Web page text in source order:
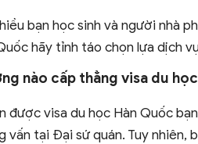
bạn học sinh và người nhà
hãy tỉnh táo chọn lựa dịch
nào cấp thẳng visa du
được visa du học Hàn Quốc
vấn tại Đại sứ quán. Tuy nhiên,